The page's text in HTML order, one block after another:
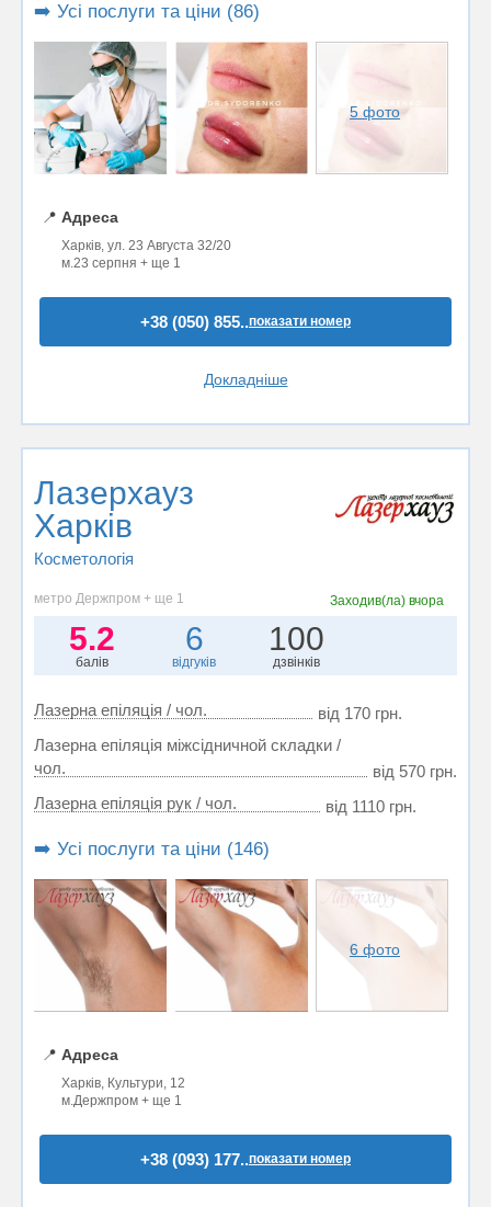
➡️ Усі послуги та ціни (86)
5 фото
📍 Адреса
Харків, ул. 23 Августа 32/20
м.23 серпня + ще 1
+38 (050) 855..показати номер
Докладніше
Лазерхауз
Харків
Косметологія
метро Держпром + ще 1 Заходив(ла) вчора
5.2
балів
6
відгуків
100
дзвінків
Лазерна епіляція / чол.
від 170 грн.
Лазерна епіляція міжсідничной складки /
чол.
від 570 грн.
Лазерна епіляція рук / чол.
від 1110 грн.
➡️ Усі послуги та ціни (146)
6 фото
📍 Адреса
Харків, Культури, 12
м.Держпром + ще 1
+38 (093) 177..показати номер